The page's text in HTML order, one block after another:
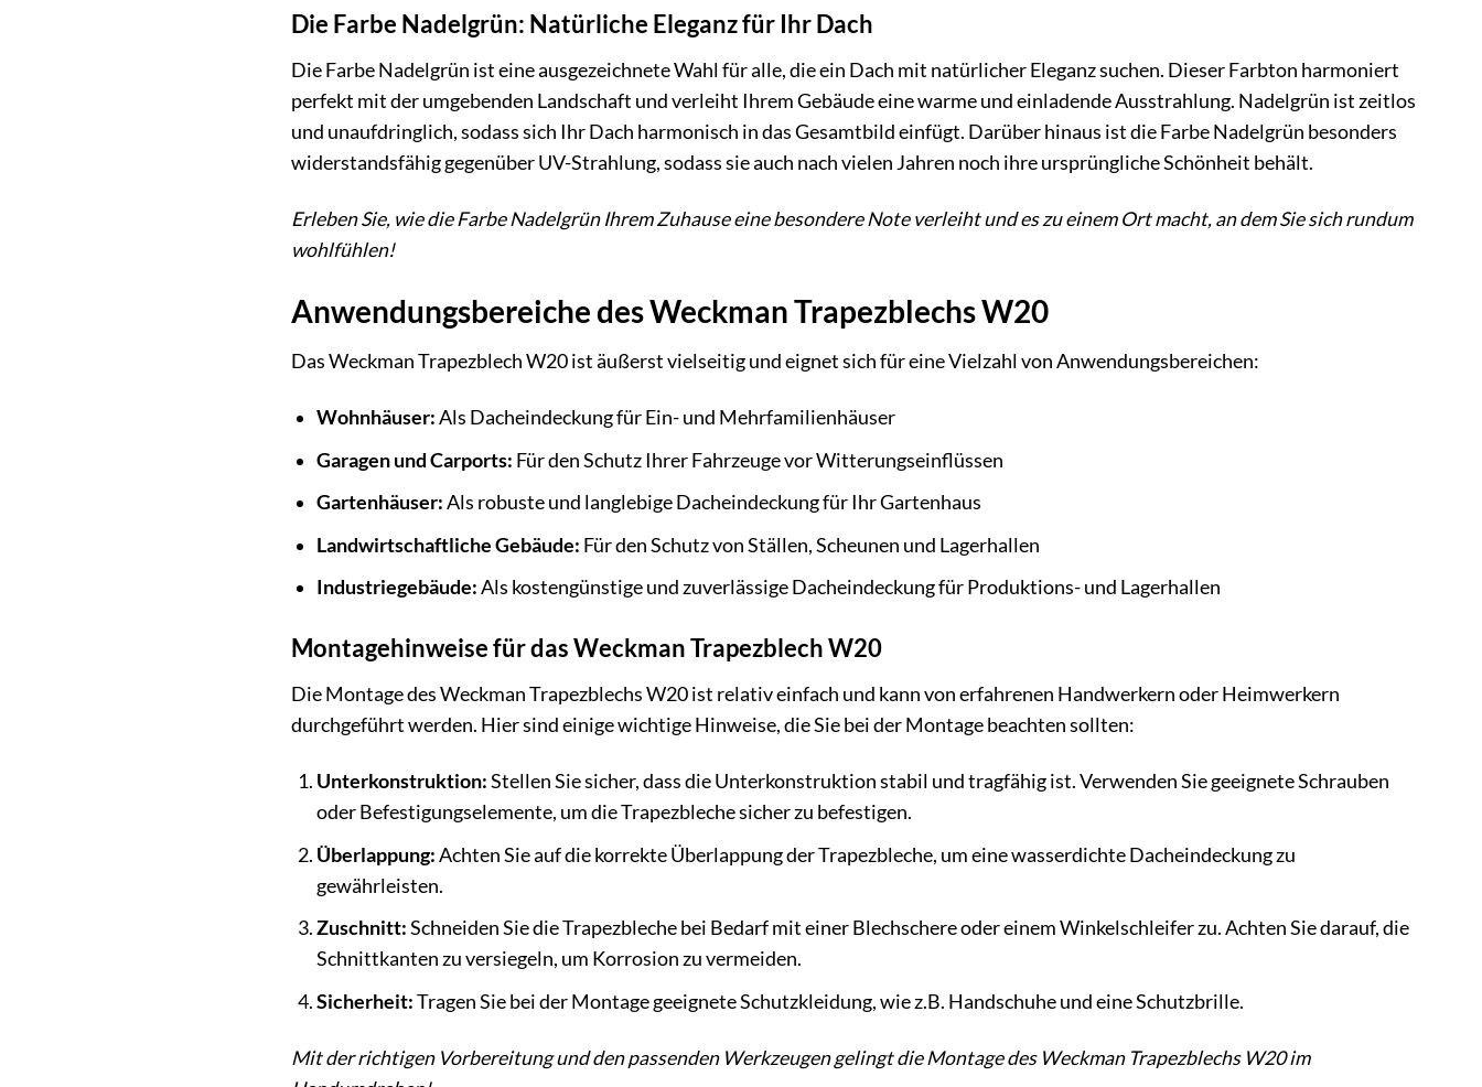
Die Farbe Nadelgrün: Natürliche Eleganz für Ihr Dach
Die Farbe Nadelgrün ist eine ausgezeichnete Wahl für alle, die ein Dach mit natürlicher Eleganz suchen. Dieser Farbton harmoniert
perfekt mit der umgebenden Landschaft und verleiht Ihrem Gebäude eine warme und einladende Ausstrahlung. Nadelgrün ist zeitlos
und unaufdringlich, sodass sich Ihr Dach harmonisch in das Gesamtbild einfügt. Darüber hinaus ist die Farbe Nadelgrün besonders
widerstandsfähig gegenüber UV-Strahlung, sodass sie auch nach vielen Jahren noch ihre ursprüngliche Schönheit behält.
Erleben Sie, wie die Farbe Nadelgrün Ihrem Zuhause eine besondere Note verleiht und es zu einem Ort macht, an dem Sie sich rundum
wohlfühlen!
Anwendungsbereiche des Weckman Trapezblechs W20
Das Weckman Trapezblech W20 ist äußerst vielseitig und eignet sich für eine Vielzahl von Anwendungsbereichen:
Wohnhäuser:Als Dacheindeckung für Ein- und Mehrfamilienhäuser
Garagen und Carports: Für den Schutz Ihrer Fahrzeuge vor Witterungseinflüssen
Gartenhäuser:Als robuste und langlebige Dacheindeckung für Ihr Gartenhaus
Landwirtschaftliche Gebäude: Für den Schutz von Ställen, Scheunen und Lagerhallen
Industriegebäude:Als kostengünstige und zuverlässige Dacheindeckung für Produktions- und Lagerhallen
Montagehinweise für das Weckman Trapezblech W20
Die Montage des Weckman Trapezblechs W20 ist relativ einfach und kann von erfahrenen Handwerkern oder Heimwerkern
durchgeführt werden. Hier sind einige wichtige Hinweise, die Sie bei der Montage beachten sollten:
Unterkonstruktion:Stellen Sie sicher, dass die Unterkonstruktion stabil und tragfähig ist. Verwenden Sie geeignete Schrauben
oder Befestigungselemente, um die Trapezbleche sicher zu befestigen.
Überlappung:Achten Sie auf die korrekte Überlappung der Trapezbleche, um eine wasserdichte Dacheindeckung zu
gewährleisten.
Zuschnitt:Schneiden Sie die Trapezbleche bei Bedarf mit einer Blechschere oder einem Winkelschleifer zu. Achten Sie darauf, die
Schnittkanten zu versiegeln, um Korrosion zu vermeiden.
Sicherheit:Tragen Sie bei der Montage geeignete Schutzkleidung, wie z.B. Handschuhe und eine Schutzbrille.
Mit der richtigen Vorbereitung und den passenden Werkzeugen gelingt die Montage des Weckman Trapezblechs W20 im